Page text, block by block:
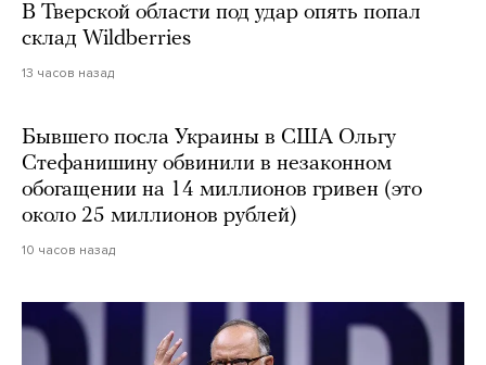
В Тверской области под удар опять попал
склад Wildberries
13 часов назад
Бывшего посла Украины в США Ольгу
Стефанишину обвинили в незаконном
обогащении на 14 миллионов гривен (это
около 25 миллионов рублей)
10 часов назад